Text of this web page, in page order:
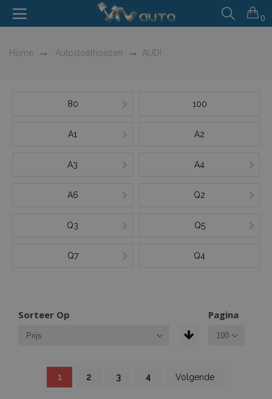
0
Home Autostoelhoezen AUDI
80 100
A1 A2
A3 A4
A6 Q2
Q3 Q5
Q7 Q4
Sorteer Op Pagina
lees
momenteel
1 2 3 4 Volgende